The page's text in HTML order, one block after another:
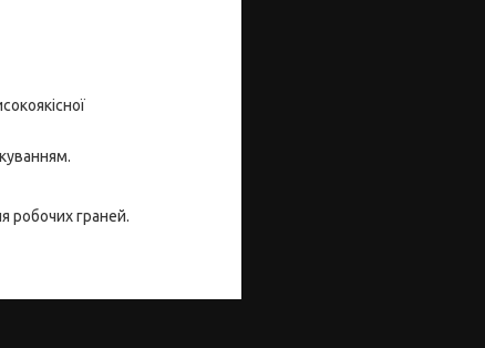
робочих граней.